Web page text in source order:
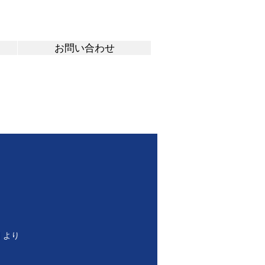
お問い合わせ
り